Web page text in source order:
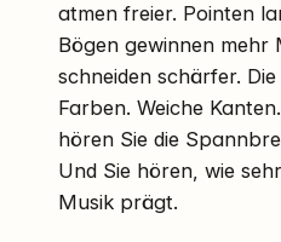
atmen freier. Pointen
Bögen gewinnen mehr
schneiden schärfer.
Farben. Weiche
hören Sie die
Und Sie hören, wie
Musik prägt.